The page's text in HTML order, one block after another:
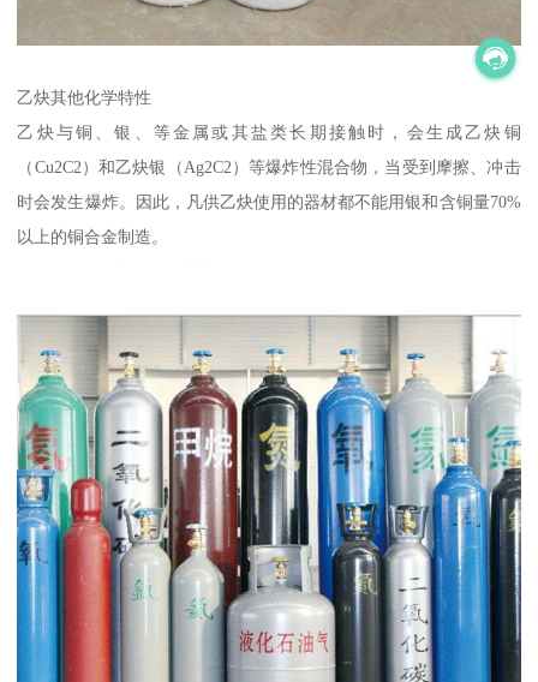
乙炔其他化学特性
乙炔与铜、银、等金属或其盐类长期接触时，会生成乙炔铜
（Cu2C2）和乙炔银（Ag2C2）等爆炸性混合物，当受到摩擦、冲击
时会发生爆炸。因此，凡供乙炔使用的器材都不能用银和含铜量70%
以上的铜合金制造。